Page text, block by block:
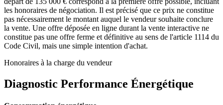
les honoraires de négociation. Il est précisé que ce prix ne constitue
pas nécessairement le montant auquel le vendeur souhaite conclure
la vente. Une offre déposée en ligne durant la vente interactive ne
constitue pas une offre ferme et définitive au sens de l'article 1114 du
Code Civil, mais une simple intention d'achat.
Honoraires à la charge du vendeur
Diagnostic Performance Énergétique